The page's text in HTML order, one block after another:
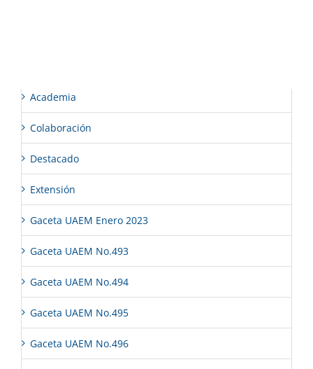
Academia
Colaboración
Destacado
Extensión
Gaceta UAEM Enero 2023
Gaceta UAEM No.493
Gaceta UAEM No.494
Gaceta UAEM No.495
Gaceta UAEM No.496